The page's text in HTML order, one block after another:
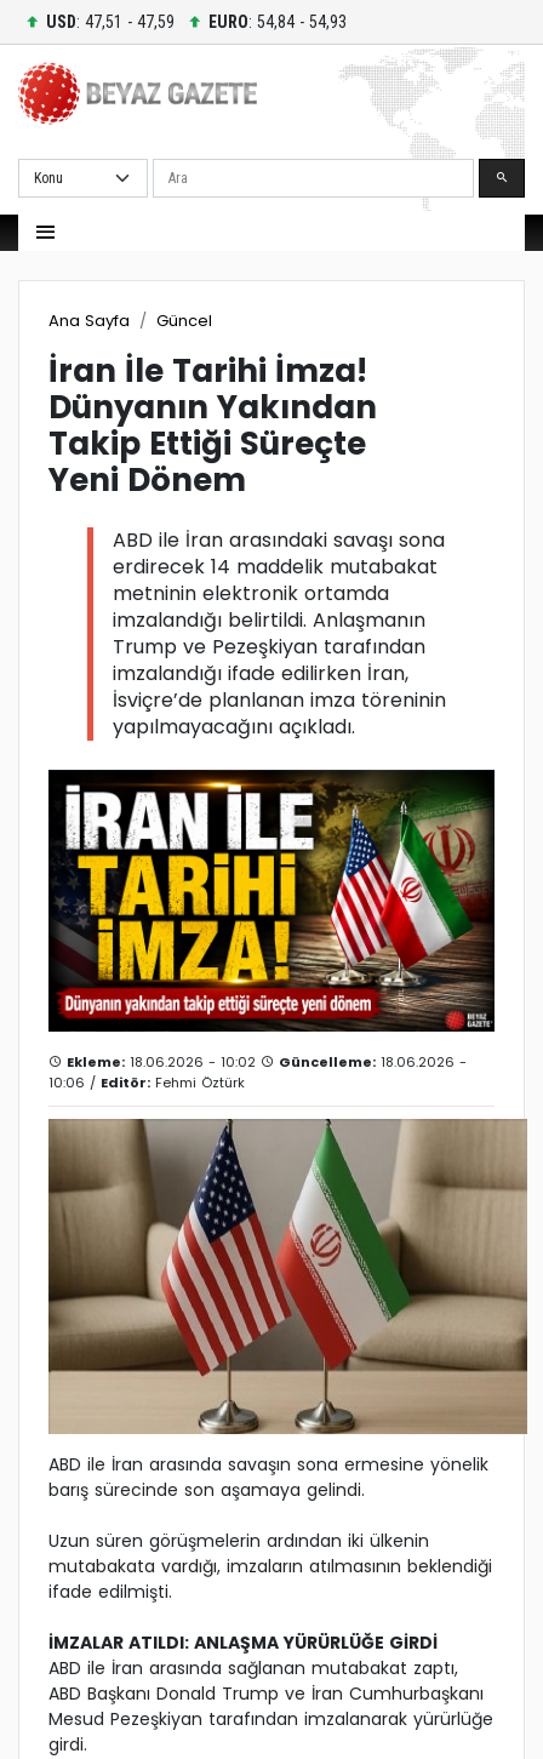
USD: 47,51 - 47,59 EURO: 54,84 - 54,93
Ara
Ana Sayfa Güncel
İran İle Tarihi İmza!
Dünyanın Yakından
Takip Ettiği Süreçte
Yeni Dönem
ABD ile İran arasındaki savaşı sona
erdirecek 14 maddelik mutabakat
metninin elektronik ortamda
imzalandığı belirtildi. Anlaşmanın
Trump ve Pezeşkiyan tarafından
imzalandığı ifade edilirken İran,
İsviçre’de planlanan imza töreninin
yapılmayacağını açıkladı.
Ekleme: 18.06.2026 - 10:02 Güncelleme: 18.06.2026 -
10:06 / Editör: Fehmi Öztürk
ABD ile İran arasında savaşın sona ermesine yönelik
barış sürecinde son aşamaya gelindi.
Uzun süren görüşmelerin ardından iki ülkenin
mutabakata vardığı, imzaların atılmasının beklendiği
ifade edilmişti.
İMZALAR ATILDI: ANLAŞMA YÜRÜRLÜĞE GİRDİ
ABD ile İran arasında sağlanan mutabakat zaptı,
ABD Başkanı Donald Trump ve İran Cumhurbaşkanı
Mesud Pezeşkiyan tarafından imzalanarak yürürlüğe
girdi.